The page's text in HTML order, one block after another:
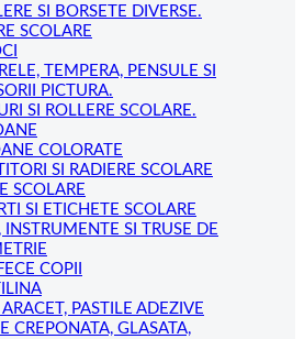
SI BORSETE DIVERSE.
SCOLARE
TEMPERA, PENSULE SI
PICTURA.
SI ROLLERE SCOLARE.
COLORATE
SI RADIERE SCOLARE
SCOLARE
SI ETICHETE SCOLARE
INSTRUMENTE SI TRUSE DE
COPII
ARACET, PASTILE ADEZIVE
CREPONATA, GLASATA,